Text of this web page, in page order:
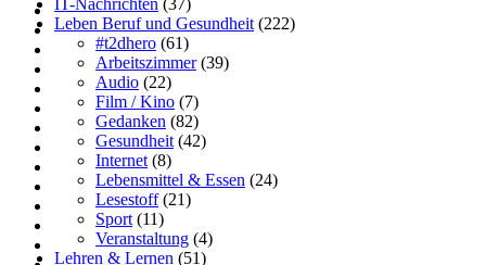
Leben Beruf und Gesundheit (222)
#t2dhero (61)
Arbeitszimmer(39)
Audio (22)
Film / Kino (7)
Gedanken (82)
Gesundheit (42)
Internet (8)
Lebensmittel & Essen (24)
Lesestoff(21)
Sport (11)
Veranstaltung (4)
Lehren & Lernen (51)